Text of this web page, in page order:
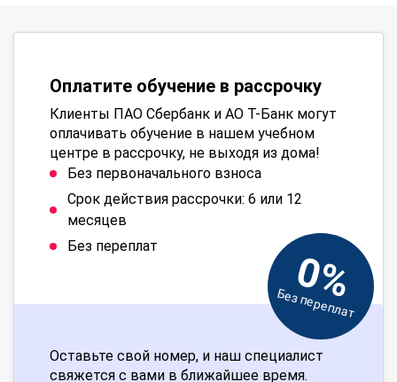
Оплатите обучение в рассрочку
Клиенты ПАО Сбербанк и АО Т-Банк могут
оплачивать обучение в нашем учебном
центре в рассрочку, не выходя из дома!
Без первоначального взноса
Срок действия рассрочки: 6 или 12
месяцев
Без переплат
0%
Без переплат
Оставьте свой номер, и наш специалист
свяжется с вами в ближайшее время.